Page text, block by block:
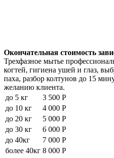
Окончательная стоимость
Трехфазное мытье
когтей, гигиена ушей и глаз,
паха, разбор колтунов до 15
желанию клиента.
до 5 кг
3 500 Р
до 10 кг
4 000 Р
до 20 кг
5 000 Р
до 30 кг
6 000 Р
до 40кг
7 000 Р
более 40кг 8 000 Р